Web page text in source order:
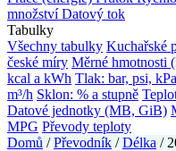
množstvíDatový tok
Tabulky
Všechny tabulky Kuchařské
české míry Měrné hmotnosti
kcal a kWh Tlak: bar, psi, kPa
m³/h Sklon: % a stupně
Datové jednotky (MB, GiB)
MPG Převody teploty
Domů / Převodník / Délka /